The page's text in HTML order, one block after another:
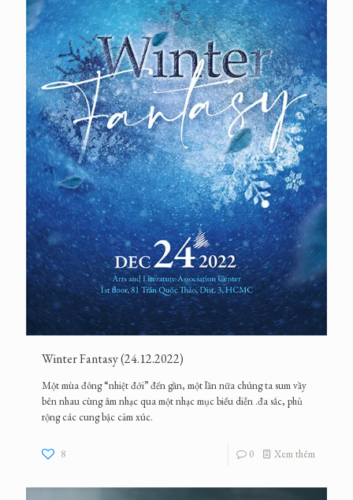
Winter Fantasy (24.12.2022)
Một mùa đông “nhiệt đới” đến gần, một lần nữa chúng ta sum vầy
bên nhau cùng âm nhạc qua một nhạc mục biểu diễn .đa sắc, phủ
rộng các cung bậc cảm xúc.
8 0 Xem thêm